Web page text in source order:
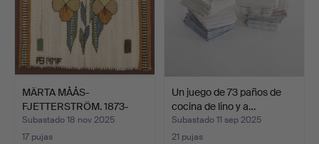
MÄRTA MÅÅS-
FJETTERSTRÖM. 1873-
1941, Tejido…
Subastado 18 nov 2025
17 pujas
Un juego de 73 paños de
cocina de lino y a…
Subastado 11 sep 2025
21 pujas